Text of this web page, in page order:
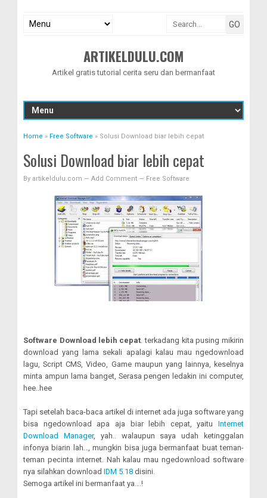
ARTIKELDULU.COM
Artikel gratis tutorial cerita seru dan bermanfaat
Home » Free Software » Solusi Download biar lebih cepat
Solusi Download biar lebih cepat
By artikeldulu.com — Add Comment — Free Software
Software Download lebih cepat. terkadang kita pusing mikirin
download yang lama sekali apalagi kalau mau ngedownload
lagu, Script CMS, Video, Game maupun yang lainnya, keselnya
minta ampun lama banget, Serasa pengen ledakin ini computer,
hee..hee
Tapi setelah baca-baca artikel di internet ada juga software yang
bisa ngedownload apa aja biar lebih cepat, yaitu Internet
Download Manager, yah.. walaupun saya udah ketinggalan
infonya biarin lah…, mungkin bisa juga bermanfaat buat teman-
teman pecinta internet. Nah kalau mau ngedownload software
nya silahkan download IDM 5.18 disini.
Semoga artikel ini bermanfaat ya….!